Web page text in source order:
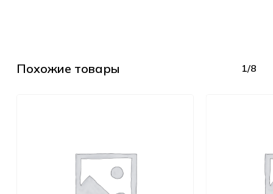
Похожие товары 1/8